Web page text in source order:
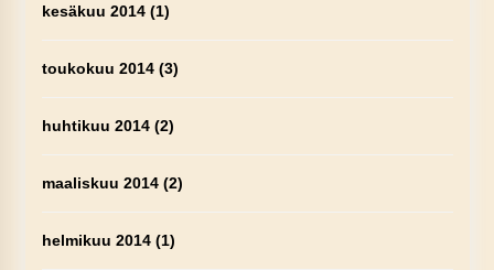
kesäkuu 2014(1)
toukokuu 2014(3)
huhtikuu 2014(2)
maaliskuu 2014(2)
helmikuu 2014(1)